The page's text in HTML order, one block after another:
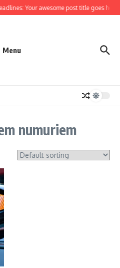
Your awesome post title goes here
Menu
numuriem